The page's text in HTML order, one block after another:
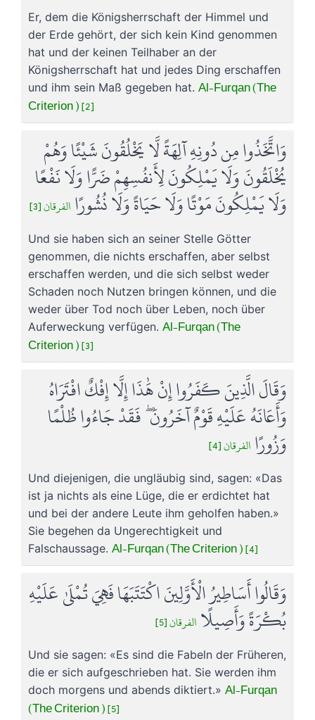
Er, dem die Königsherrschaft der Himmel und
der Erde gehört, der sich kein Kind genommen
hat und der keinen Teilhaber an der
Königsherrschaft hat und jedes Ding erschaffen
und ihm sein Maß gegeben hat. Al-Furqan (The
Criterion ) [2]
وَاتَّخَذُوا مِن دُونِهِ آلِهَةً لَّا يَخْلُقُونَ شَيْئًا وَهُمْ
يُخْلَقُونَ وَلَا يَمْلِكُونَ لِأَنفُسِهِمْ ضَرًّا وَلَا نَفْعًا
وَلَا يَمْلِكُونَ مَوْتًا وَلَا حَيَاةً وَلَا نُشُورًا الفرقان [3]
Und sie haben sich an seiner Stelle Götter
genommen, die nichts erschaffen, aber selbst
erschaffen werden, und die sich selbst weder
Schaden noch Nutzen bringen können, und die
weder über Tod noch über Leben, noch über
Auferweckung verfügen. Al-Furqan (The
Criterion ) [3]
وَقَالَ الَّذِينَ كَفَرُوا إِنْ هَٰذَا إِلَّا إِفْكٌ افْتَرَاهُ
وَأَعَانَهُ عَلَيْهِ قَوْمٌ آخَرُونَ ۖ فَقَدْ جَاءُوا ظُلْمًا
وَزُورًا الفرقان [4]
Und diejenigen, die ungläubig sind, sagen: «Das
ist ja nichts als eine Lüge, die er erdichtet hat
und bei der andere Leute ihm geholfen haben.»
Sie begehen da Ungerechtigkeit und
Falschaussage. Al-Furqan (The Criterion ) [4]
وَقَالُوا أَسَاطِيرُ الْأَوَّلِينَ اكْتَتَبَهَا فَهِيَ تُمْلَىٰ عَلَيْهِ
بُكْرَةً وَأَصِيلًا الفرقان [5]
Und sie sagen: «Es sind die Fabeln der Früheren,
die er sich aufgeschrieben hat. Sie werden ihm
doch morgens und abends diktiert.» Al-Furqan
(The Criterion ) [5]